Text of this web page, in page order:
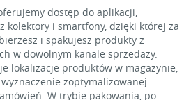
dostęp do aplikacji,
kolektory i smartfony, dzięki której za
i spakujesz produkty z
w dowolnym kanale sprzedaży.
lokalizacje produktów w magazynie,
zoptymalizowanej
W trybie pakowania, po